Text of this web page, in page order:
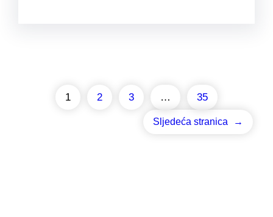
1 2 3 … 35
Sljedeća stranica →